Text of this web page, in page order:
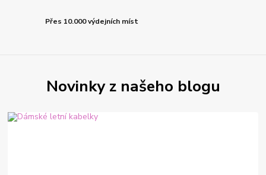
Přes 10.000 výdejních míst
Novinky z našeho blogu